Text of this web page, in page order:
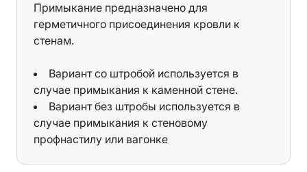
Примыкание предназначено для
герметичного присоединения кровли к
стенам.
Вариант со штробой используется в
случае примыкания к каменной стене.
Вариант без штробы используется в
случае примыкания к стеновому
профнастилу или вагонке
Printech: дерево 8019, дерево 7016, старая
доска, камень, дерево серое, дерево 435К,
дерево МО 031, дерево тёмное, дерево
Print Green: туя, самшит
Print: старый камень, дуб 3д, венге 3Д,
дерево серое 3д
V-matt: 3005, 6005, 7024, 8015, 8019, 9005
Sunmatt: 3005, 6005, 7016, 8017, 8019
Quartz: 7024, 8019